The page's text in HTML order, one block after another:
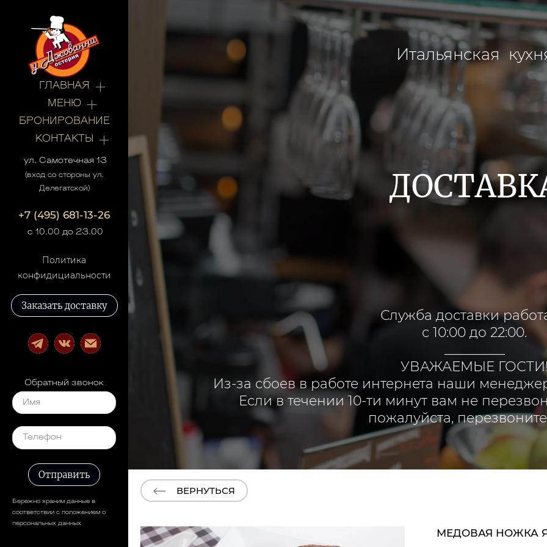
ГЛАВНАЯ
МЕНЮ
БРОНИРОВАНИЕ
КОНТАКТЫ
ул. Самотечная 13
(вход со стороны ул.
Делегатской)
+7 (495) 681-13-26
с 10.00 до 23.00
Политика
конфидициальности
Заказать доставку
Обратный звонок
Отправить
Бережно храним данные в
соответствии с положением о
персональных данных
Итальянская
Служба доставки
с 10:00 до 22:00.
УВАЖАЕМЫЕ
Из-за сбоев в работе интернета наши
Если в течении 10-ти минут вам не
пожалуйста,
ВЕРНУТЬСЯ
МЕДОВАЯ НОЖКА